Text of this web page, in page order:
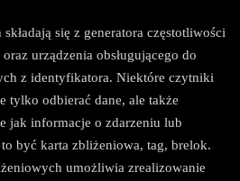
się z generatora częstotliwości
urządzenia obsługującego do
z identyfikatora. Niektóre czytniki
tylko odbierać dane, ale także
jak informacje o zdarzeniu lub
być karta zbliżeniowa, tag, brelok.
umożliwia zrealizowanie